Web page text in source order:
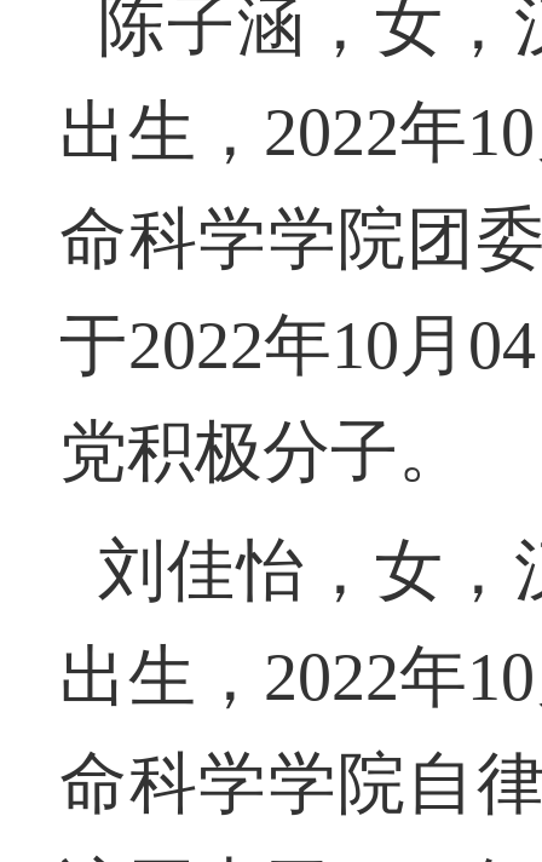
陈子涵，女，
出生，2022年
命科学学院团
于2022年10月
党积极分子。
刘佳怡，女，
出生，2022年
命科学学院自